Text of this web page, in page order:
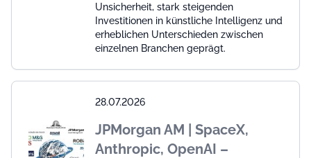
Unsicherheit, stark steigenden
Investitionen in künstliche Intelligenz und
erheblichen Unterschieden zwischen
einzelnen Branchen geprägt.
28.07.2026
JPMorgan AM | SpaceX,
Anthropic, OpenAI –